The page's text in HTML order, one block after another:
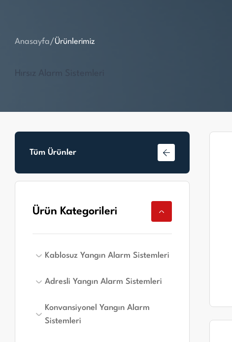
Anasayfa/Ürünlerimiz
Tüm Ürünler
Ürün Kategorileri
Kablosuz Yangın Alarm Sistemleri
Kablosuz Yangın Alarm Sistemleri
Adresli Yangın Alarm Sistemleri
Adresli Yangın Alarm Panelleri
Adresli Yangın Alarm Dedektörleri
Konvansiyonel Yangın Alarm
Sistemleri